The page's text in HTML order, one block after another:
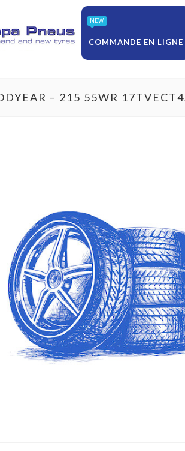
NEW
COMMANDE EN LIGNE
– 215 55WR